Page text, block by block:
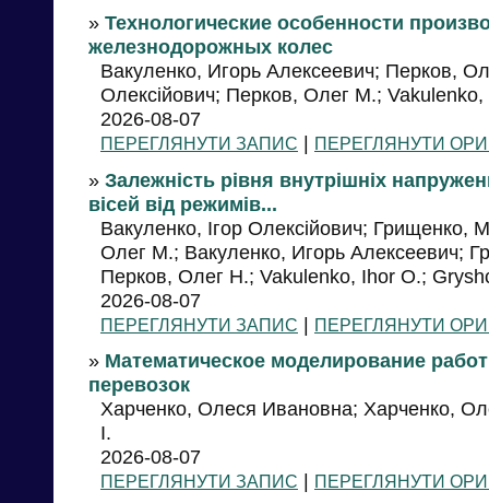
» Технологические особенности
железнодорожных колес
Вакуленко, Игорь Алексеевич; Перков,
Олексійович; Перков, Олег М.; Vakulenko,
2026-08-07
ПЕРЕГЛЯНУТИ ЗАПИС | ПЕРЕГЛЯНУТИ
» Залежність рівня внутрішніх
вісей від режимів...
Вакуленко, Ігор Олексійович; Грищенко,
Олег М.; Вакуленко, Игорь Алексеевич;
Перков, Олег Н.; Vakulenko, Ihor O.;
2026-08-07
ПЕРЕГЛЯНУТИ ЗАПИС | ПЕРЕГЛЯНУТИ
» Математическое моделирование
перевозок
Харченко, Олеся Ивановна; Харченко,
I.
2026-08-07
ПЕРЕГЛЯНУТИ ЗАПИС | ПЕРЕГЛЯНУТИ